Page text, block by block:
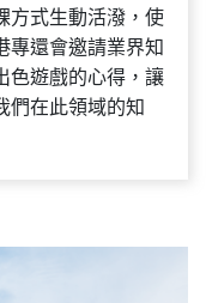
方式生動活潑，使
專還會邀請業界知
色遊戲的心得，讓
們在此領域的知